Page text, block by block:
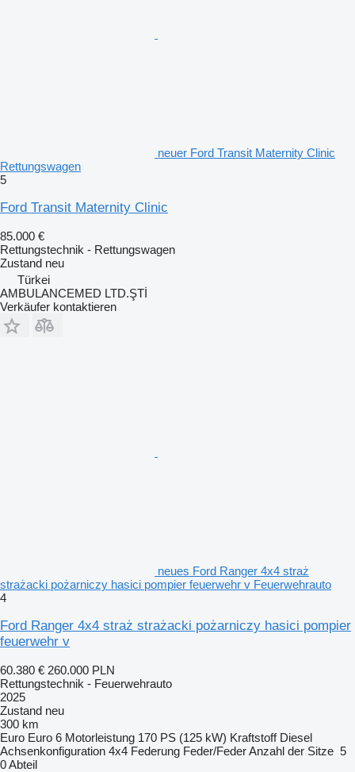
neuer Ford Transit Maternity Clinic
Rettungswagen
5
Ford Transit Maternity Clinic
85.000 €
Rettungstechnik - Rettungswagen
Zustand neu
Türkei
AMBULANCEMED LTD.ŞTİ
Verkäufer kontaktieren
neues Ford Ranger 4x4 straż
strażacki pożarniczy hasici pompier feuerwehr v Feuerwehrauto
4
Ford Ranger 4x4 straż strażacki pożarniczy hasici pompier
feuerwehr v
60.380 € 260.000 PLN
Rettungstechnik - Feuerwehrauto
2025
Zustand neu
300 km
Euro Euro 6 Motorleistung 170 PS (125 kW) Kraftstoff Diesel
Achsenkonfiguration 4x4 Federung Feder/FederAnzahl der Sitze 5
0 Abteil